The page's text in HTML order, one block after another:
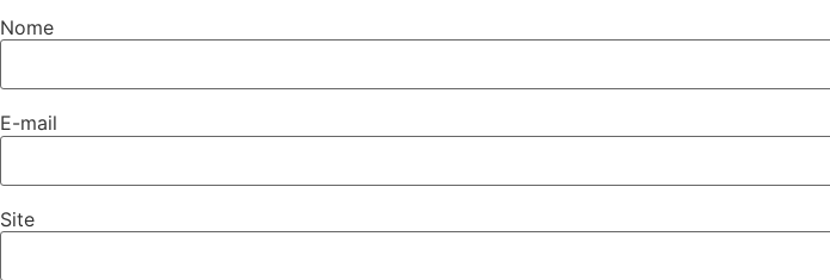
Nome
E-mail
Site